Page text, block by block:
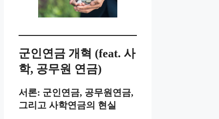
군인연금 개혁 (feat. 사
학, 공무원 연금)
서론: 군인연금, 공무원연금,
그리고 사학연금의 현실